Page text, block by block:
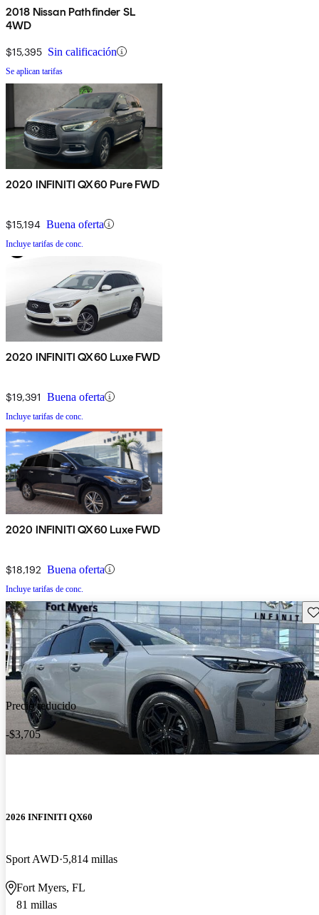
2018 Nissan Pathfinder SL
4WD
$15,395 Sin calificación
Se aplican tarifas
2020 INFINITI QX60 Pure FWD
$15,194 Buena oferta
Incluye tarifas de conc.
2020 INFINITI QX60 Luxe FWD
$19,391 Buena oferta
Incluye tarifas de conc.
2020 INFINITI QX60 Luxe FWD
$18,192 Buena oferta
Incluye tarifas de conc.
Precio reducido
-$3,705
2026 INFINITI QX60
Sport AWD 5,814 millas
Fort Myers, FL
81 millas